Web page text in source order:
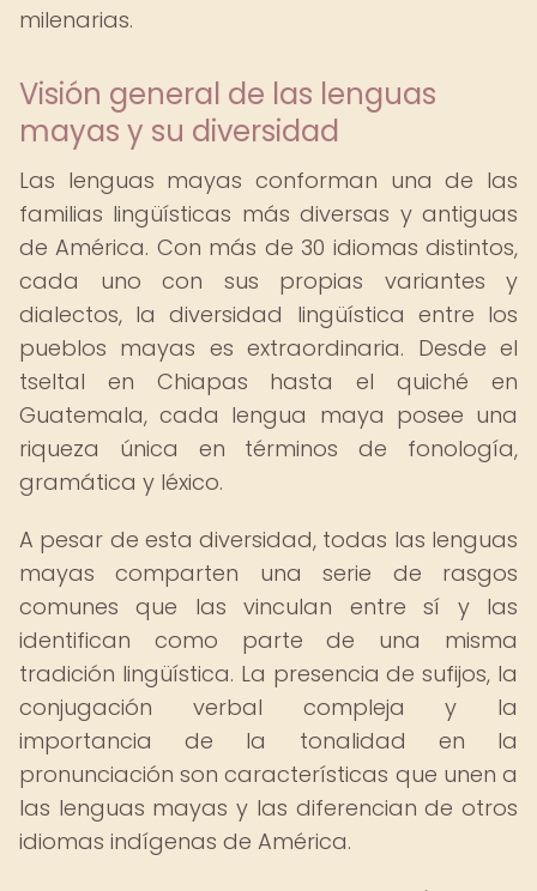
milenarias.
Visión general de las lenguas
mayas y su diversidad
Las lenguas mayas conforman una de las
familias lingüísticas más diversas y antiguas
de América. Con más de 30 idiomas distintos,
cada uno con sus propias variantes y
dialectos, la diversidad lingüística entre los
pueblos mayas es extraordinaria. Desde el
tseltal en Chiapas hasta el quiché en
Guatemala, cada lengua maya posee una
riqueza única en términos de fonología,
gramática y léxico.
A pesar de esta diversidad, todas las lenguas
mayas comparten una serie de rasgos
comunes que las vinculan entre sí y las
identifican como parte de una misma
tradición lingüística. La presencia de sufijos, la
conjugación verbal compleja y la
importancia de la tonalidad en la
pronunciación son características que unen a
las lenguas mayas y las diferencian de otros
idiomas indígenas de América.